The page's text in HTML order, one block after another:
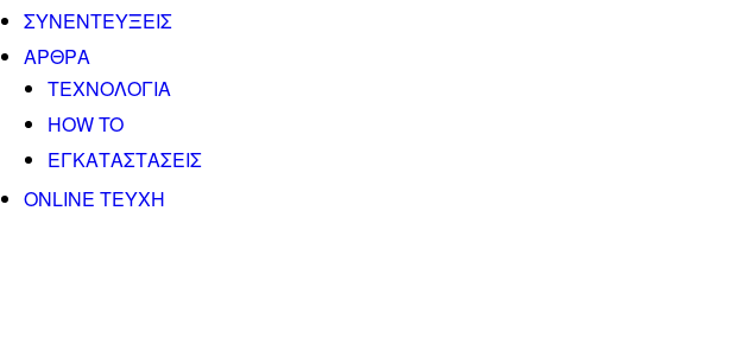
ΣΥΝΕΝΤΕΥΞΕΙΣ
ΑΡΘΡΑ
ΤΕΧΝΟΛΟΓΙΑ
HOW TO
ΕΓΚΑΤΑΣΤΑΣΕΙΣ
ONLINE TEYXH